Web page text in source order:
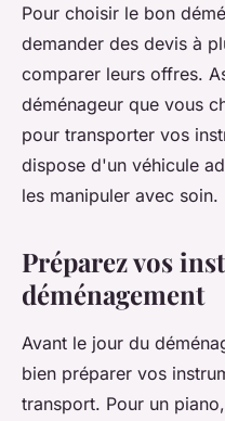
Pour choisir le bon
demander des devis à
comparer leurs offres.
déménageur que vous
pour transporter vos
dispose d'un véhicule
les manipuler avec soin.
Préparez vos
déménagement
Avant le jour du
bien préparer vos
transport. Pour un